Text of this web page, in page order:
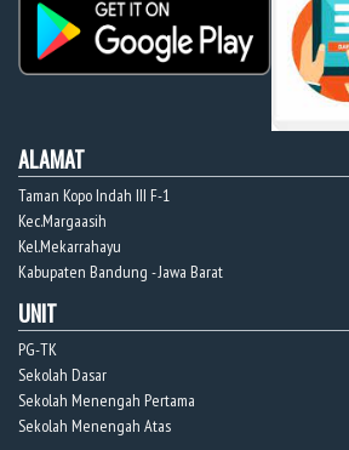
ALAMAT
Taman Kopo Indah III F-1
Kec.Margaasih
Kel.Mekarrahayu
Kabupaten Bandung - Jawa Barat
UNIT
PG-TK
Sekolah Dasar
Sekolah Menengah Pertama
Sekolah Menengah Atas